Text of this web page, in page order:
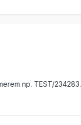
np. TEST/234283.